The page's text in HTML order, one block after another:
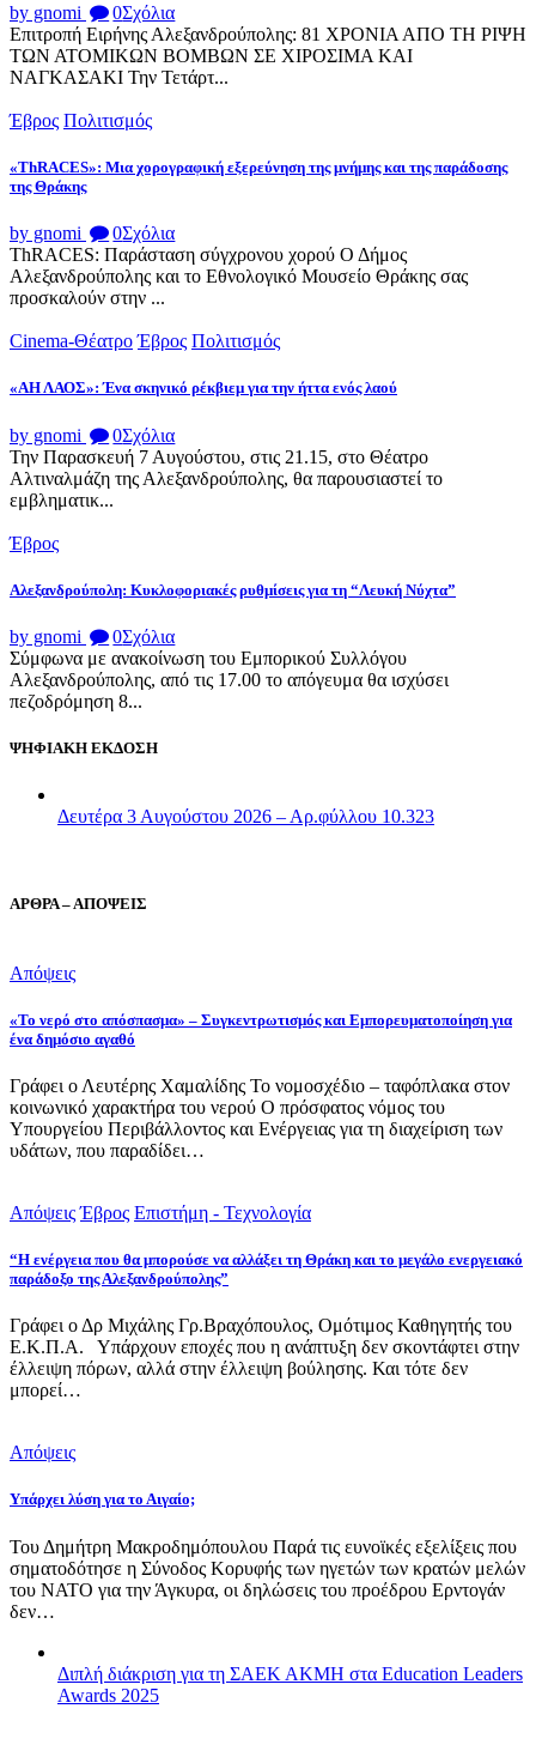
by gnomi 0Σχόλια
Επιτροπή Ειρήνης Αλεξανδρούπολης: 81 ΧΡΟΝΙΑ ΑΠΟ ΤΗ ΡΙΨΗ
ΤΩΝ ΑΤΟΜΙΚΩΝ ΒΟΜΒΩΝ ΣΕ ΧΙΡΟΣΙΜΑ ΚΑΙ
ΝΑΓΚΑΣΑΚΙ Την Τετάρτ...
Έβρος Πολιτισμός
«ThRACES»: Μια χορογραφική εξερεύνηση της μνήμης και της παράδοσης
της Θράκης
by gnomi 0Σχόλια
ThRACES: Παράσταση σύγχρονου χορού Ο Δήμος
Αλεξανδρούπολης και το Εθνολογικό Μουσείο Θράκης σας
προσκαλούν στην ...
Cinema-Θέατρο Έβρος Πολιτισμός
«ΑΗ ΛΑΟΣ»: Ένα σκηνικό ρέκβιεμ για την ήττα ενός λαού
by gnomi 0Σχόλια
Την Παρασκευή 7 Αυγούστου, στις 21.15, στο Θέατρο
Αλτιναλμάζη της Αλεξανδρούπολης, θα παρουσιαστεί το
εμβληματικ...
Έβρος
Αλεξανδρούπολη: Κυκλοφοριακές ρυθμίσεις για τη “Λευκή Νύχτα”
by gnomi 0Σχόλια
Σύμφωνα με ανακοίνωση του Εμπορικού Συλλόγου
Αλεξανδρούπολης, από τις 17.00 το απόγευμα θα ισχύσει
πεζοδρόμηση 8...
ΨΗΦΙΑΚΗ ΕΚΔΟΣΗ
Δευτέρα 3 Αυγούστου 2026 – Αρ.φύλλου 10.323
ΑΡΘΡΑ – ΑΠΟΨΕΙΣ
Απόψεις
«Το νερό στο απόσπασμα» – Συγκεντρωτισμός και Εμπορευματοποίηση για
ένα δημόσιο αγαθό
Γράφει ο Λευτέρης Χαμαλίδης Το νομοσχέδιο – ταφόπλακα στον
κοινωνικό χαρακτήρα του νερού Ο πρόσφατος νόμος του
Υπουργείου Περιβάλλοντος και Ενέργειας για τη διαχείριση των
υδάτων, που παραδίδει…
Απόψεις Έβρος Επιστήμη - Τεχνολογία
“Η ενέργεια που θα μπορούσε να αλλάξει τη Θράκη και το μεγάλο ενεργειακό
παράδοξο της Αλεξανδρούπολης”
Γράφει ο Δρ Μιχάλης Γρ.Βραχόπουλος, Ομότιμος Καθηγητής του
Ε.Κ.Π.Α. Υπάρχουν εποχές που η ανάπτυξη δεν σκοντάφτει στην
έλλειψη πόρων, αλλά στην έλλειψη βούλησης. Και τότε δεν
μπορεί…
Απόψεις
Υπάρχει λύση για το Αιγαίο;
Του Δημήτρη Μακροδημόπουλου Παρά τις ευνοϊκές εξελίξεις που
σηματοδότησε η Σύνοδος Κορυφής των ηγετών των κρατών μελών
του ΝΑΤΟ για την Άγκυρα, οι δηλώσεις του προέδρου Ερντογάν
δεν…
Διπλή διάκριση για τη ΣΑΕΚ ΑΚΜΗ στα Education Leaders
Awards 2025